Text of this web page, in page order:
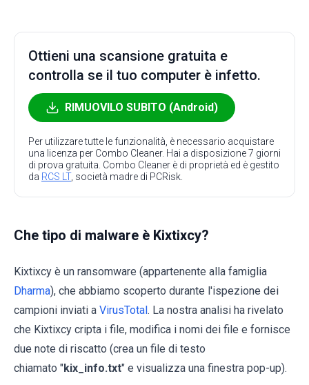
Ottieni una scansione gratuita e
controlla se il tuo computer è infetto.
RIMUOVILO SUBITO (Android)
Per utilizzare tutte le funzionalità, è necessario acquistare
una licenza per Combo Cleaner. Hai a disposizione 7 giorni
di prova gratuita. Combo Cleaner è di proprietà ed è gestito
da RCS LT, società madre di PCRisk.
Che tipo di malware è Kixtixcy?
Kixtixcy è un ransomware (appartenente alla famiglia
Dharma), che abbiamo scoperto durante l'ispezione dei
campioni inviati a VirusTotal. La nostra analisi ha rivelato
che Kixtixcy cripta i file, modifica i nomi dei file e fornisce
due note di riscatto (crea un file di testo
chiamato "kix_info.txt" e visualizza una finestra pop-up).